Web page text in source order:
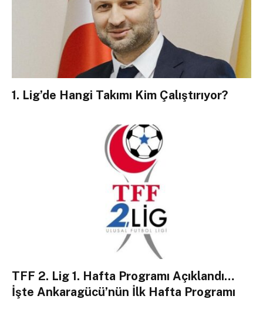
1. Lig’de Hangi Takımı Kim Çalıştırıyor?
TFF 2. Lig 1. Hafta Programı Açıklandı…
İşte Ankaragücü’nün İlk Hafta Programı